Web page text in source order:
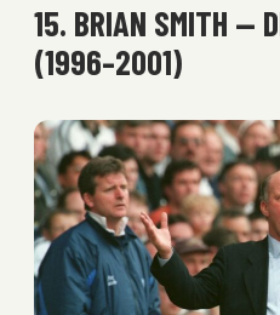
15. BRIAN SMITH —
(1996–2001)